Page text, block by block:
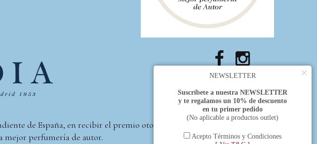
de España, en recibir el premio otorgado
mejor perfumería de autor.
×
NEWSLETTER
Suscríbete a nuestra NEWSLETTER
y te regalamos un 10% de descuento
en tu primer pedido
(No aplicable a productos outlet)
Acepto Términos y Condiciones